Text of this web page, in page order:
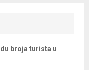
broja turista u